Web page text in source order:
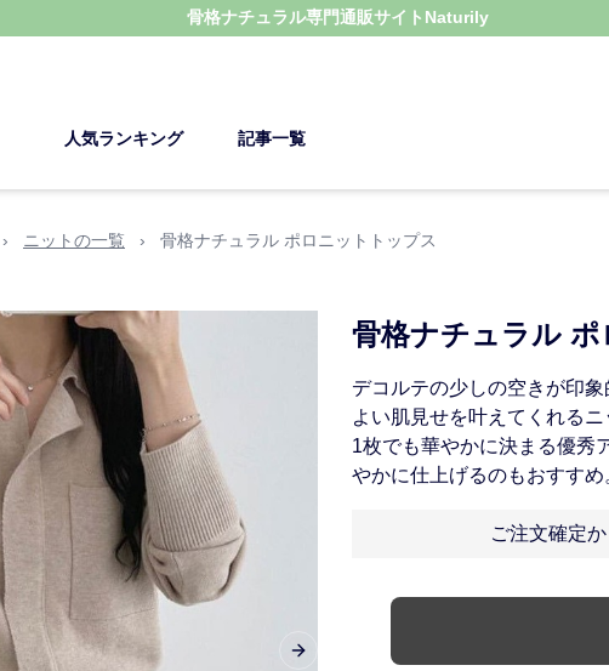
骨格ナチュラル専門通販サイト Naturily
人気ランキング 記事一覧
› ニットの一覧 › 骨格ナチュラル ポロニットトップス
Next slide
骨格ナチュラル
デコルテの少しの空きが印
よい肌見せを叶えてくれる
1枚でも華やかに決まる優秀
やかに仕上げるのもおすすめ
ご注文確定